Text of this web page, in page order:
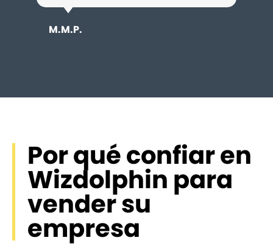
M.M.P.
Por qué confiar en
Wizdolphin para
vender su
empresa